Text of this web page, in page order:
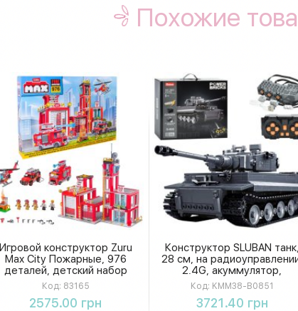
Похожие
Игровой конструктор Zuru
Max City Пожарные, 976
деталей, детский набор
для сборки, коробка
8×55×36 см
Код: 83165
2575.00 грн
Купить
Конструктор SLUBAN танк,
28 см, на
2.4G, акуммулятор,
USBзаряд, 814 деталей, в
коробке 42,5-38-12 см
KMM38-B0851
Код: KMM38-B0851
3721.40 грн